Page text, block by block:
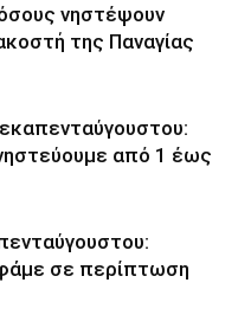
νηστέψουν
της Παναγίας
από 1 έως
σε περίπτωση